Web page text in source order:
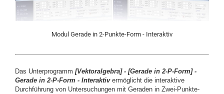
Modul Gerade in 2-Punkte-Form - Interaktiv
Das Unterprogramm [Vektoralgebra] - [Gerade in 2-P-Form] -
Gerade in 2-P-Form - Interaktivermöglicht die interaktive
Durchführung von Untersuchungen mit Geraden in Zwei-Punkte-